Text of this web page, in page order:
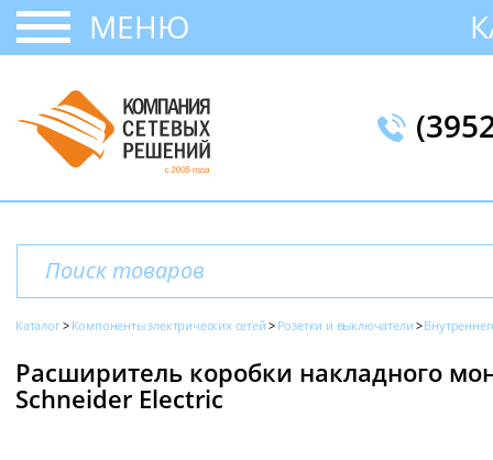
МЕНЮ
Каталог Компоненты электрических сетей Розетки и выключатели
Расширитель коробки накладного
Schneider Electric